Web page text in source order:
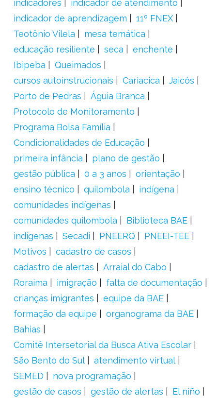
indicadores
indicador de atendimento
indicador de aprendizagem
11º FNEX
Teotônio Vilela
mesa temática
educação resiliente
seca
enchente
Ibipeba
Queimados
cursos autoinstrucionais
Cariacica
Jaicós
Porto de Pedras
Águia Branca
Protocolo de Monitoramento
Programa Bolsa Família
Condicionalidades de Educação
primeira infância
plano de gestão
gestão pública
0 a 3 anos
orientação
ensino técnico
quilombola
indígena
comunidades indígenas
comunidades quilombola
Biblioteca BAE
indígenas
Secadi PNEERQ
PNEEI-TEE
Motivos
cadastro de casos
cadastro de alertas
Arraial do Cabo
Roraima
imigração
falta de documentação
crianças imigrantes
equipe da BAE
formação da equipe
organograma da BAE
Bahias
Comitê Intersetorial da Busca Ativa Escolar
São Bento do Sul
atendimento virtual
SEMED
nova programação
gestão de casos
gestão de alertas
El niño